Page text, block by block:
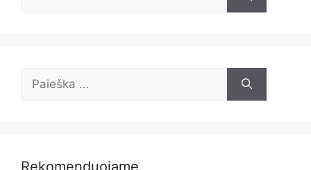
Rekomenduojame